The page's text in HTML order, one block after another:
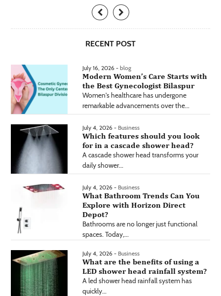
RECENT POST
July 16, 2026 - blog
Modern Women’s Care Starts with
the Best Gynecologist Bilaspur
Women's healthcare has undergone
remarkable advancements over the...
July 4, 2026 - Business
Which features should you look
for in a cascade shower head?
A cascade shower head transforms your
daily shower...
July 4, 2026 - Business
What Bathroom Trends Can You
Explore with Horizon Direct
Depot?
Bathrooms are no longer just functional
spaces. Today,...
July 4, 2026 - Business
What are the benefits of using a
LED shower head rainfall system?
A led shower head rainfall system has
quickly...